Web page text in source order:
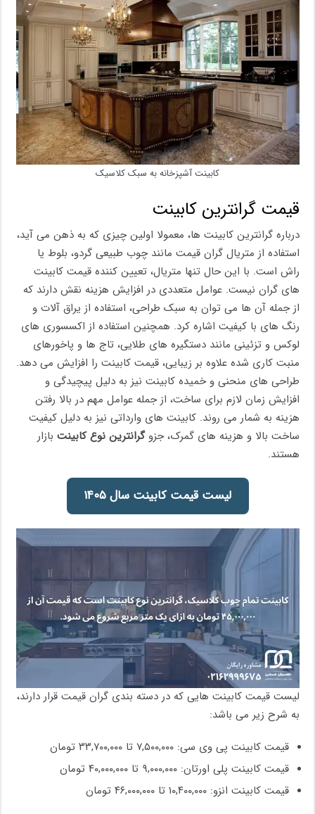
کابینت آشپزخانه به سبک کلاسیک
قیمت گرانترین کابینت
درباره گرانترین کابینت ها، معمولا اولین چیزی که به ذهن می آید،
استفاده از متریال گران قیمت مانند چوب طبیعی گردو، بلوط یا
راش است. با این حال تنها متریال، تعیین کننده قیمت کابینت
های گران نیست. عوامل متعددی در افزایش هزینه نقش دارند که
از جمله آن ها می توان به سبک طراحی، استفاده از یراق آلات و
رنگ های با کیفیت اشاره کرد. همچنین استفاده از اکسسوری های
لوکس و تزئینی مانند دستگیره های طلایی، تاج ها و پاخورهای
منبت کاری شده علاوه بر زیبایی، قیمت کابینت را افزایش می دهد.
طراحی های منحنی و خمیده کابینت نیز به دلیل پیچیدگی و
افزایش زمان لازم برای ساخت، از جمله عوامل مهم در بالا رفتن
هزینه به شمار می روند. کابینت های وارداتی نیز به دلیل کیفیت
ساخت بالا و هزینه های گمرک، جزوگرانترین نوع کابینت بازار
هستند.
لیست قیمت کابینت سال ۱۴۰۵
لیست قیمت کابینت هایی که در دسته بندی گران قیمت قرار دارند،
به شرح زیر می باشد:
قیمت کابینت پی وی سی: ۷,۵۰۰,۰۰۰ تا ۳۳,۷۰۰,۰۰۰ تومان
قیمت کابینت پلی اورتان: ۹,۰۰۰,۰۰۰ تا ۴۰,۰۰۰,۰۰۰ تومان
قیمت کابینت انزو: ۱۰,۴۰۰,۰۰۰ تا ۴۶,۰۰۰,۰۰۰ تومان